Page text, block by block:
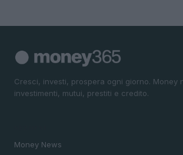
Cresci, investi, prospera ogni giorno. Money
investimenti, mutui, prestiti e credito.
Money News